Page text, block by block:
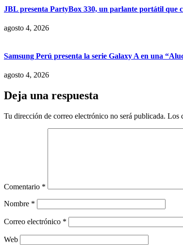
JBL presenta PartyBox 330, un parlante portátil que
agosto 4, 2026
Samsung Perú presenta la serie Galaxy A en una
agosto 4, 2026
Deja una respuesta
Tu dirección de correo electrónico no será publicada. Los
Comentario *
Nombre *
Correo electrónico *
Web